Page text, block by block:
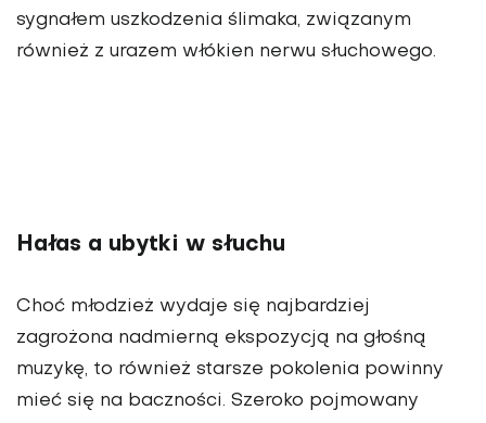
sygnałem uszkodzenia ślimaka, związanym
również z urazem włókien nerwu słuchowego.
Hałas a ubytki w słuchu
Choć młodzież wydaje się najbardziej
zagrożona nadmierną ekspozycją na głośną
muzykę, to również starsze pokolenia powinny
mieć się na baczności. Szeroko pojmowany